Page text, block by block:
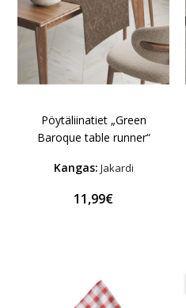
Pöytäliinatiet „Green
Baroque table runner“
Kangas: Jakardi
11,99€